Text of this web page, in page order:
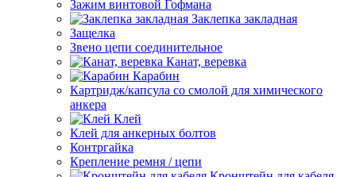
Зажим винтовой Гофмана
Заклепка закладная
Защелка
Звено цепи соединительное
Канат, веревка
Карабин
Картридж/капсула со смолой для химического
анкера
Клей
Клей для анкерных болтов
Контргайка
Крепление ремня / цепи